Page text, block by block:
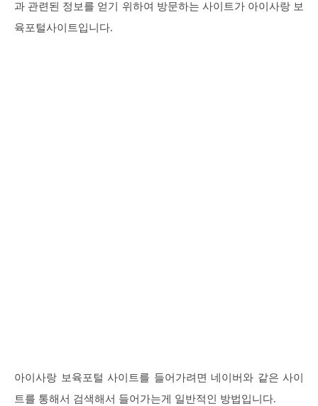
과 관련된 정보를 얻기 위하여 방문하는 사이트가 아이사랑 보
육포털사이트입니다.
아이사랑 보육포털 사이트를 들어가려면 네이버와 같은 사이
트를 통해서 검색해서 들어가는게 일반적인 방법입니다.